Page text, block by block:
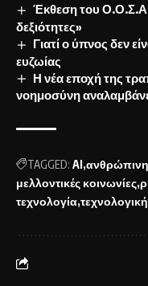
Έκθεση του Ο.Ο.Σ.Α.
δεξιότητες»
Γιατί ο ύπνος δεν
ευζωίας
Η νέα εποχή της
νοημοσύνη
TAGGED: AI
μελλοντικές κοινωνίες
τεχνολογία